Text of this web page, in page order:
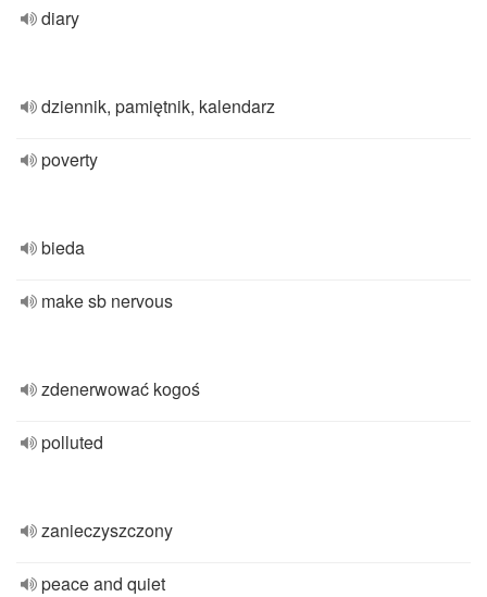
diary
dziennik, pamiętnik, kalendarz
poverty
bieda
make sb nervous
zdenerwować kogoś
polluted
zanieczyszczony
peace and quiet